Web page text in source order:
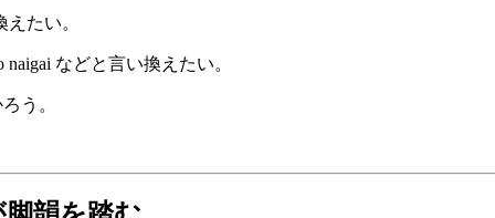
たい。
などと言い換えたい。
う。